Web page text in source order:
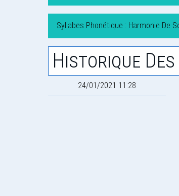
Syllabes Phonétique : Harmonie De
Historique
24/01/2021 11:28